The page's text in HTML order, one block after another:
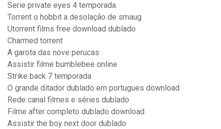
Serie private eyes 4 temporada
Torrent o hobbit a desolação de smaug
Utorrent films free download dublado
Charmed torrent
A garota das nove perucas
Assistir filme bumblebee online
Strike back 7 temporada
O grande ditador dublado em portugues download
Rede canal filmes e séries dublado
Filme after completo dublado download
Assistir the boy next door dublado